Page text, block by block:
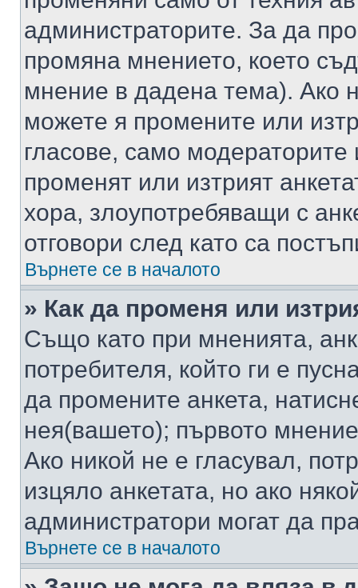
администраторите. За да
промяна мнението, което
мнение в дадена тема). Ако
можете я промените или
гласове, само
променят или изтрият
хора, злоупотребяващи с
отговори след като са
Върнете се в началото
» Как да променя или
Също като при мненията,
потребителя, който ги е
да промените анкета,
нея(вашето); първото
Ако никой не е гласувал,
изцяло анкетата, но ако
администратори могат да
Върнете се в началото